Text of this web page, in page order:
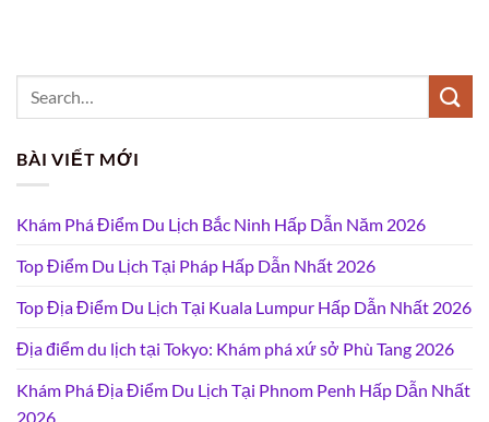
BÀI VIẾT MỚI
Khám Phá Điểm Du Lịch Bắc Ninh Hấp Dẫn Năm 2026
Top Điểm Du Lịch Tại Pháp Hấp Dẫn Nhất 2026
Top Địa Điểm Du Lịch Tại Kuala Lumpur Hấp Dẫn Nhất 2026
Địa điểm du lịch tại Tokyo: Khám phá xứ sở Phù Tang 2026
Khám Phá Địa Điểm Du Lịch Tại Phnom Penh Hấp Dẫn Nhất
2026